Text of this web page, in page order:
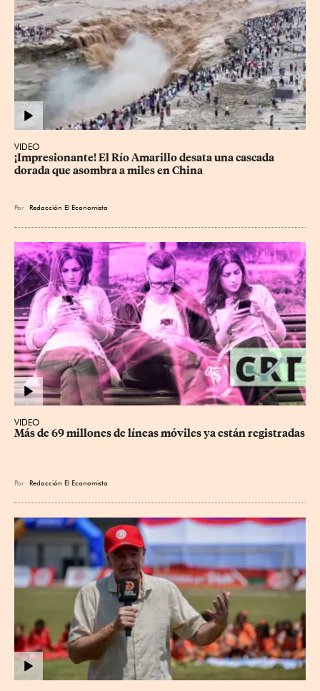
VIDEO
¡Impresionante! El Río Amarillo desata una cascada
dorada que asombra a miles en China
Por Redacción El Economista
VIDEO
Más de 69 millones de líneas móviles ya están registradas
Por Redacción El Economista